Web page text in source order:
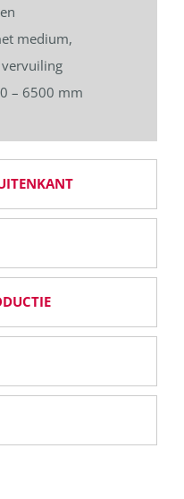
medium,
– 6500 mm